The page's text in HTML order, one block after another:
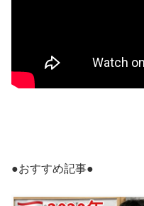
●おすすめ記事●